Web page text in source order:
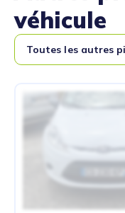
véhicule
Toutes les autres